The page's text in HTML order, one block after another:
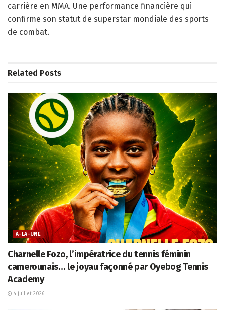
carrière en MMA. Une performance financière qui
confirme son statut de superstar mondiale des sports
de combat.
Related Posts
A-LA-UNE
Charnelle Fozo, l’impératrice du tennis féminin
camerounais… le joyau façonné par Oyebog Tennis
Academy
4 juillet 2026